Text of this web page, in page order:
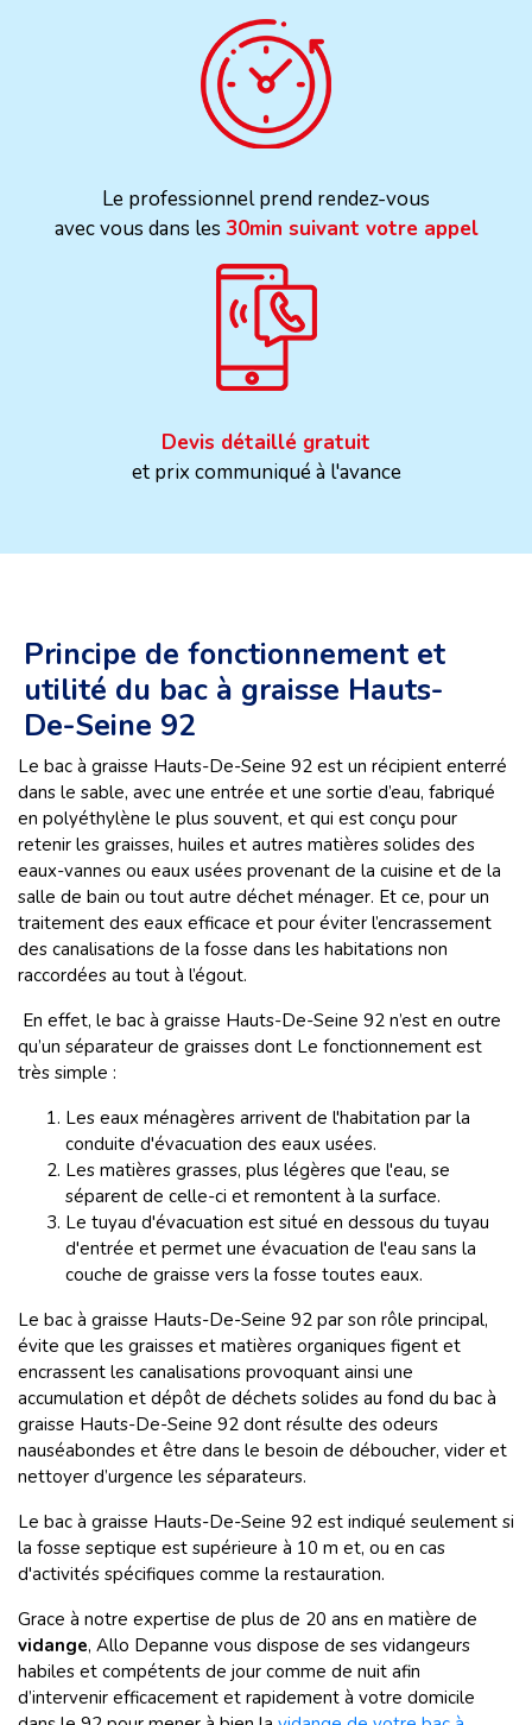
Le professionnel prend rendez-vous
avec vous dans les 30min suivant votre appel
Devis détaillé gratuit
et prix communiqué à l'avance
Principe de fonctionnement et
utilité du bac à graisse Hauts-
De-Seine 92
Le bac à graisse Hauts-De-Seine 92 est un récipient enterré
dans le sable, avec une entrée et une sortie d’eau, fabriqué
en polyéthylène le plus souvent, et qui est conçu pour
retenir les graisses, huiles et autres matières solides des
eaux-vannes ou eaux usées provenant de la cuisine et de la
salle de bain ou tout autre déchet ménager. Et ce, pour un
traitement des eaux efficace et pour éviter l’encrassement
des canalisations de la fosse dans les habitations non
raccordées au tout à l’égout.
En effet, le bac à graisse Hauts-De-Seine 92 n’est en outre
qu’un séparateur de graisses dont Le fonctionnement est
très simple :
Les eaux ménagères arrivent de l'habitation par la
conduite d'évacuation des eaux usées.
Les matières grasses, plus légères que l'eau, se
séparent de celle-ci et remontent à la surface.
Le tuyau d'évacuation est situé en dessous du tuyau
d'entrée et permet une évacuation de l'eau sans la
couche de graisse vers la fosse toutes eaux.
Le bac à graisse Hauts-De-Seine 92 par son rôle principal,
évite que les graisses et matières organiques figent et
encrassent les canalisations provoquant ainsi une
accumulation et dépôt de déchets solides au fond du bac à
graisse Hauts-De-Seine 92 dont résulte des odeurs
nauséabondes et être dans le besoin de déboucher, vider et
nettoyer d’urgence les séparateurs.
Le bac à graisse Hauts-De-Seine 92 est indiqué seulement si
la fosse septique est supérieure à 10 m et, ou en cas
d'activités spécifiques comme la restauration.
Grace à notre expertise de plus de 20 ans en matière de
vidange, Allo Depanne vous dispose de ses vidangeurs
habiles et compétents de jour comme de nuit afin
d’intervenir efficacement et rapidement à votre domicile